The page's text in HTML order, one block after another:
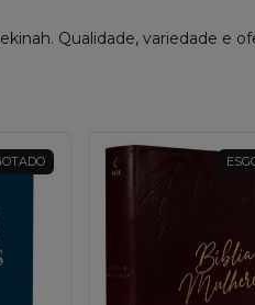
Qualidade, variedade e